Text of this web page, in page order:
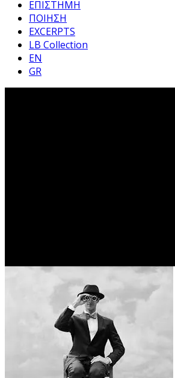
ΕΠΙΣΤΗΜΗ
ΠΟΙΗΣΗ
EXCERPTS
LB Collection
EN
GR